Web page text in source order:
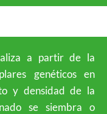
a partir de la
genéticos en
y densidad de la
se siembra o